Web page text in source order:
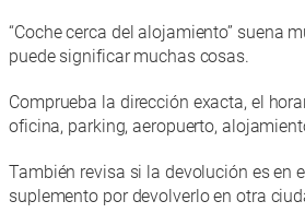
“Coche cerca del alojamiento” suena
puede significar muchas cosas.
Comprueba la dirección exacta, el
oficina, parking, aeropuerto,
También revisa si la devolución es en
suplemento por devolverlo en otra